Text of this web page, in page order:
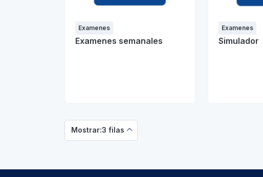
Examenes
Examenes semanales
Examenes
Simulador
Mostrar:3 filas